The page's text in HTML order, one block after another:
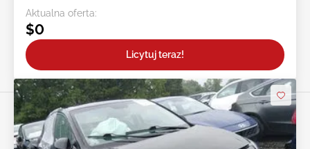
Aktualna oferta:
$0
Licytuj teraz!